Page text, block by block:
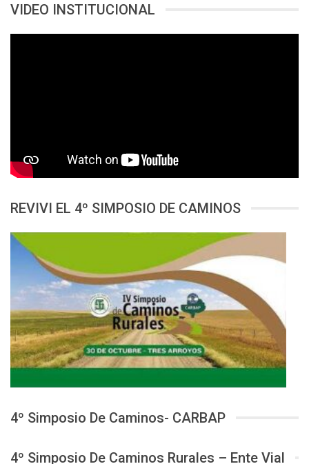
VIDEO INSTITUCIONAL
REVIVI EL 4º SIMPOSIO DE CAMINOS
4º Simposio De Caminos- CARBAP
4º Simposio De Caminos Rurales – Ente Vial